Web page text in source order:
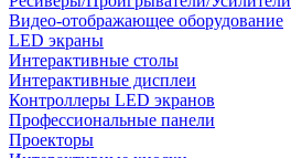
Видео-отображающее оборудование
LED экраны
Интерактивные столы
Интерактивные дисплеи
Контроллеры LED экранов
Профессиональные панели
Проекторы